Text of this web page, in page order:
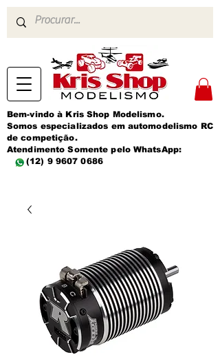
Bem-vindo à Kris Shop Modelismo.
Somos especializados em automodelismo RC
de competição.
Atendimento Somente pelo WhatsApp:
(12) 9 9607 0686